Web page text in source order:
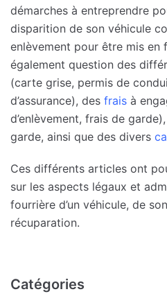
démarches à entreprendre
disparition de son véhicule
enlèvement pour être mis en
également question des
(carte grise, permis de
d’assurance), des frais à
d’enlèvement, frais de
garde, ainsi que des divers
Ces différents articles ont
sur les aspects légaux et
fourrière d’un véhicule, de
récuparation.
Catégories